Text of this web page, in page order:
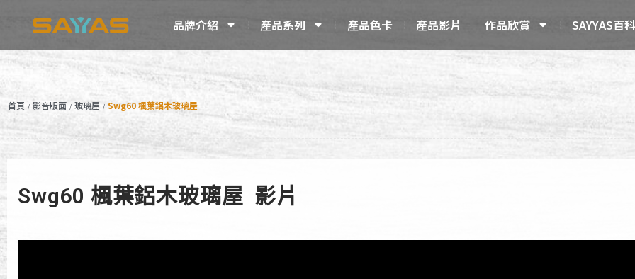
品牌介紹 產品系列 產品色卡 產品影片 作品欣賞 SAYYAS百科
首頁 / 影音版面 / 玻璃屋 / Swg60 楓葉鋁木玻璃屋
Swg60 楓葉鋁木玻璃屋 影片